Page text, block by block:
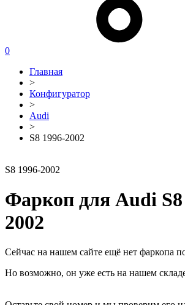
0
Главная
>
Конфигуратор
>
Audi
>
S8 1996-2002
S8 1996-2002
Фаркоп для Audi S8
2002
Сейчас на нашем сайте ещё нет фаркопа
Но возможно, он уже есть на нашем